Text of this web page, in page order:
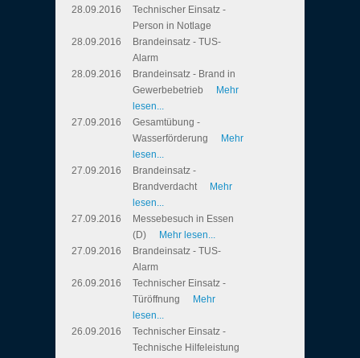
28.09.2016
Technischer Einsatz -
Person in Notlage
28.09.2016
Brandeinsatz - TUS-
Alarm
28.09.2016
Brandeinsatz - Brand in
Gewerbebetrieb
Mehr
lesen...
27.09.2016
Gesamtübung -
Wasserförderung
Mehr
lesen...
27.09.2016
Brandeinsatz -
Brandverdacht
Mehr
lesen...
27.09.2016
Messebesuch in Essen
(D)
Mehr lesen...
27.09.2016
Brandeinsatz - TUS-
Alarm
26.09.2016
Technischer Einsatz -
Türöffnung
Mehr
lesen...
26.09.2016
Technischer Einsatz -
Technische Hilfeleistung